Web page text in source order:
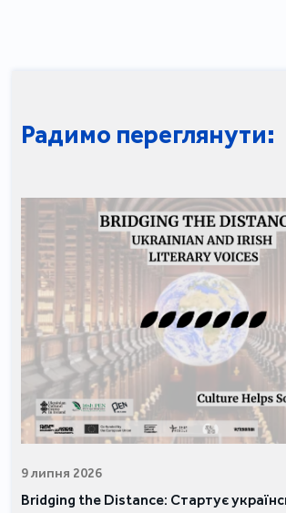
Радимо переглянути:
9 липня 2026
Bridging the Distance: Стартує